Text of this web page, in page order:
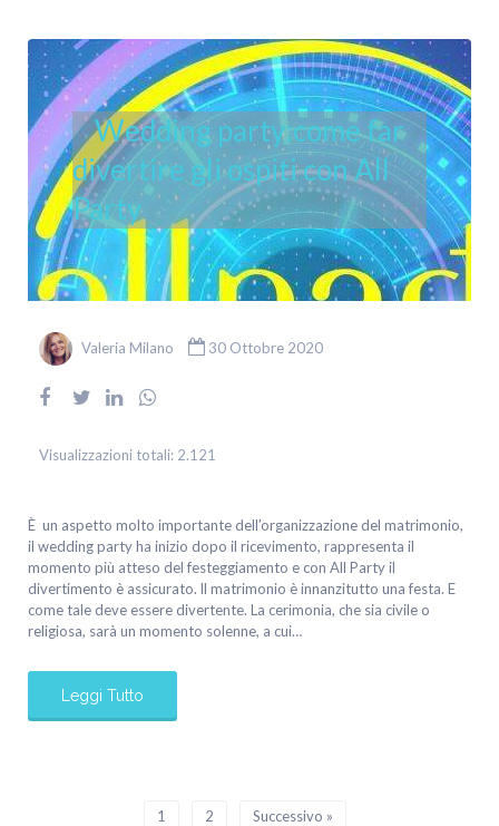
Wedding party:come far
divertire gli ospiti con All
Party
Valeria Milano 30 Ottobre 2020
Visualizzazioni totali: 2.121
È un aspetto molto importante dell’organizzazione del matrimonio,
il wedding party ha inizio dopo il ricevimento, rappresenta il
momento più atteso del festeggiamento e con All Party il
divertimento è assicurato. ll matrimonio è innanzitutto una festa. E
come tale deve essere divertente. La cerimonia, che sia civile o
religiosa, sarà un momento solenne, a cui…
Leggi Tutto
1 2 Successivo »